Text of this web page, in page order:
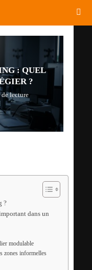
: QUEL
?
lecture
?
dans un
modulable
zones informelles